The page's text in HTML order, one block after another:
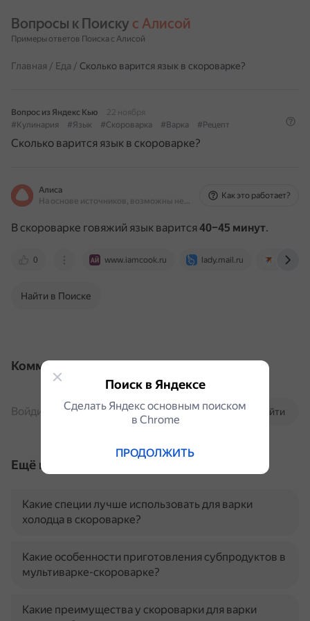
Вопросы к Поиску с Алисой
Примеры ответов Поиска с Алисой
Главная / Еда / Сколько варится язык в скороварке?
Вопрос из Яндекс Кью
22 ноября
#Кулинария
#Язык #Скороварка #Варка #Рецепт
Сколько варится язык в скороварке?
Алиса
На основе источников, возможны неточности
Как это работает?
В скороварке говяжий язык варится 40–45 минут.
0 www.iamcook.ru lady.mail.ru
Найти в Поиске
Комментарии
Войти
Войдите, чтобы комментировать
Ещё по теме
Какие специи лучше использовать для варки
холодца в скороварке?
Какие особенности приготовления субпродуктов в
мультиварке-скороварке?
Какие преимущества у скороварки для варки
Поиск в Яндексе
Сделать Яндекс основным поиском
в Сhrome
ПРОДОЛЖИТЬ